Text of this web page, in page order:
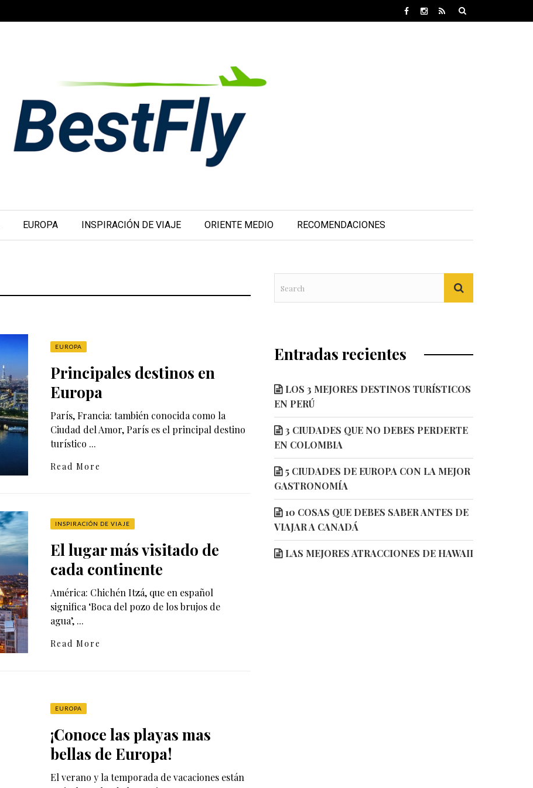
EUROPA INSPIRACIÓN DE VIAJE ORIENTE MEDIO RECOMENDACIONES
EUROPA
Principales destinos en
Europa
París, Francia: también conocida como la
Ciudad del Amor, París es el principal destino
turístico ...
Read More
INSPIRACIÓN DE VIAJE
El lugar más visitado de
cada continente
América: Chichén Itzá, que en español
significa ‘Boca del pozo de los brujos de
agua’, ...
Read More
EUROPA
¡Conoce las playas mas
bellas de Europa!
El verano y la temporada de vacaciones están
Entradas recientes
LOS 3 MEJORES DESTINOS TURÍSTICOS
EN PERÚ
3 CIUDADES QUE NO DEBES PERDERTE
EN COLOMBIA
5 CIUDADES DE EUROPA CON LA MEJOR
GASTRONOMÍA
10 COSAS QUE DEBES SABER ANTES DE
VIAJAR A CANADÁ
LAS MEJORES ATRACCIONES DE HAWAII